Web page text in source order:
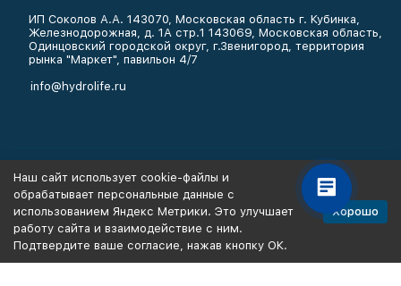
ИП Соколов А.А. 143070, Московская область г. Кубинка,
Железнодорожная, д. 1А стр.1 143069, Московская область,
Одинцовский городской округ, г.Звенигород, территория
рынка "Маркет", павильон 4/7
info@hydrolife.ru
Информация
Политика персональных данных
Наш сайт использует cookie-файлы и
обрабатывает персональные данные с
использованием Яндекс Метрики. Это улучшает
работу сайта и взаимодействие с ним.
Подтвердите ваше согласие, нажав кнопку ОК.
Хорошо